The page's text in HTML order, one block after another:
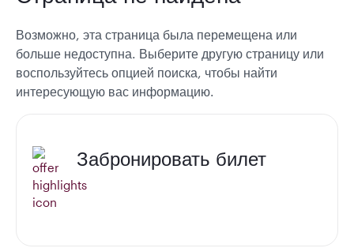
Возможно, эта страница была перемещена или
больше недоступна. Выберите другую страницу или
воспользуйтесь опцией поиска, чтобы найти
интересующую вас информацию.
Забронировать билет